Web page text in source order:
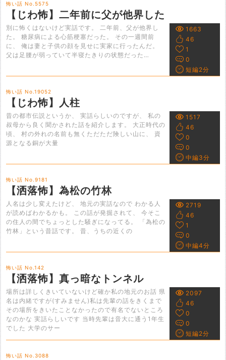
怖い話 No.5575
【じわ怖】二年前に父が他界した
別に怖くはないけど実話です。 二年前、父が他界し
た。 糖尿病による心筋梗塞だった。 その一週間前
に、 俺は妻と子供の顔を見せに実家に行ったんだ。
父は足腰が弱っていて半寝たきりの状態だった…
1663
46
1
0
短編2分
怖い話 No.19052
【じわ怖】人柱
昔の都市伝説というか、 実話らしいのですが、 私の
叔母から良く聞かされた話を紹介します。 大正時代の
頃、 村の外れの名前も無くただただ険しい山に、 資
源となる銅が大量
1517
46
0
0
中編3分
怖い話 No.9181
【洒落怖】為松の竹林
人名は少し変えたけど、 地元の実話なので わかる人
が読めばわかるかも。 この話が発掘されて、 今そこ
の住人の間でちょっとした騒ぎになってる。 「為松の
竹林」という昔話です。 昔、うちの近くの
2719
46
1
0
中編4分
怖い話 No.142
【洒落怖】真っ暗なトンネル
場所は詳しくきいていないけど確か私の地元のお話 県
名は内緒ですが(すみません)私は先輩の話をきくまで
その場所をきいたことなかったので有名でないところ
なのかな 実話らしいです 当時先輩は音大に通う1年生
でした 大学のサー
2097
46
0
0
短編2分
怖い話 No.3088